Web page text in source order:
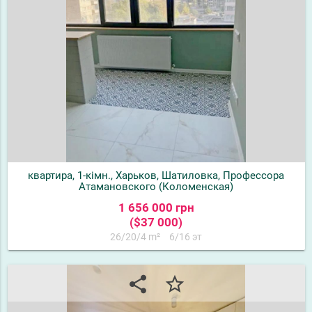
квартира, 1-кімн., Харьков, Шатиловка, Профессора
Атамановского (Коломенская)
1 656 000 грн
($37 000)
26/20/4 m² 6/16 эт
share star_border